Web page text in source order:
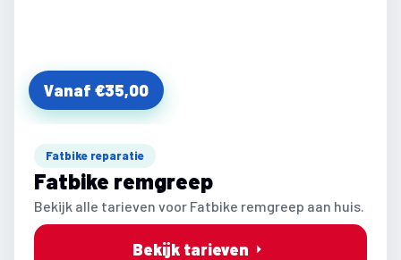
Vanaf €35,00
Fatbike reparatie
Fatbike remgreep
Bekijk alle tarieven voor Fatbike remgreep aan huis.
Bekijk tarieven